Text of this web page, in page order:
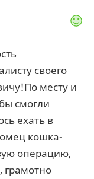
своего
месту и
смогли
ехать в
кошка-
операцию,
грамотно